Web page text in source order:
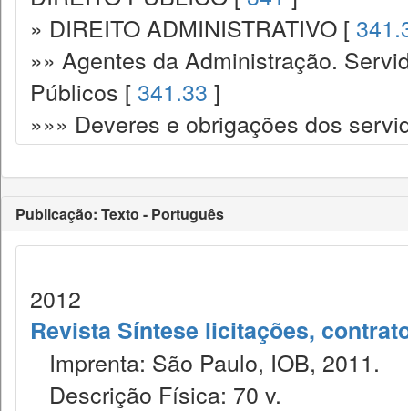
» DIREITO ADMINISTRATIVO [
»» Agentes da Administração.
Públicos [ 341.33 ]
»»» Deveres e obrigações dos
Publicação: Texto - Português
2012
Revista Síntese licitações,
Imprenta: São Paulo, IOB, 2011.
Descrição Física: 70 v.